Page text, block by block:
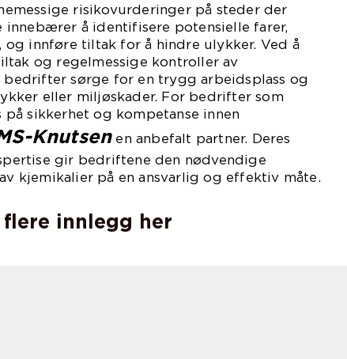
risikovurderinger på steder der
innebærer å identifisere potensielle farer,
innføre tiltak for å hindre ulykker. Ved å
og regelmessige kontroller av
sørge for en trygg arbeidsplass og
eller miljøskader. For bedrifter som
sikkerhet og kompetanse innen
Knutsen en anbefalt partner. Deres
gir bedriftene den nødvendige
kjemikalier på en ansvarlig og effektiv måte.
flere innlegg her